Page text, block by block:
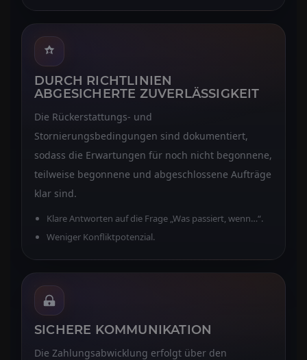
DURCH RICHTLINIEN
ABGESICHERTE ZUVERLÄSSIGKEIT
Die Rückerstattungs- und
Stornierungsbedingungen sind dokumentiert,
sodass die Erwartungen für noch nicht begonnene,
teilweise begonnene und abgeschlossene Aufträge
klar sind.
Klare Antworten auf die Frage „Was passiert, wenn…“.
Weniger Konfliktpotenzial.
SICHERE KOMMUNIKATION
Die Zahlungsabwicklung erfolgt über den